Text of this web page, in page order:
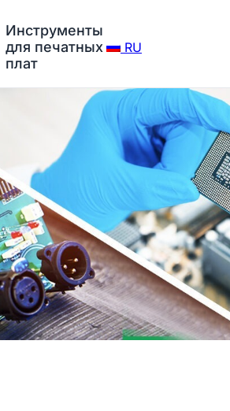
Инструменты
для печатных
плат
RU